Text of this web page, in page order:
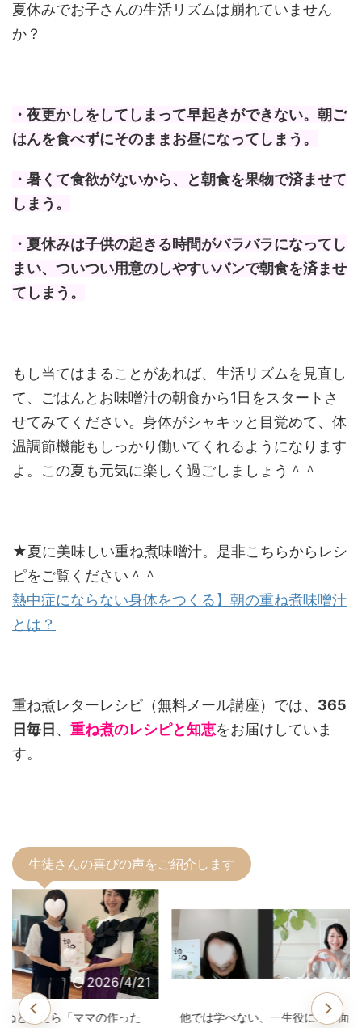
夏休みでお子さんの生活リズムは崩れていません
か？
・夜更かしをしてしまって早起きができない。朝ご
はんを食べずにそのままお昼になってしまう。
・暑くて食欲がないから、と朝食を果物で済ませて
しまう。
・夏休みは子供の起きる時間がバラバラになってし
まい、ついつい用意のしやすいパンで朝食を済ませ
てしまう。
もし当てはまることがあれば、生活リズムを見直し
て、ごはんとお味噌汁の朝食から1日をスタートさ
せてみてください。身体がシャキッと目覚めて、体
温調節機能もしっかり働いてくれるようになります
よ。この夏も元気に楽しく過ごしましょう＾＾
★夏に美味しい重ね煮味噌汁。是非こちらからレシ
ピをご覧ください＾＾
熱中症にならない身体をつくる】朝の重ね煮味噌汁
とは？
重ね煮レターレシピ（無料メール講座）では、 365
日毎日 、 重ね煮のレシピと知恵をお届けしていま
す。
生徒さんの喜びの声をご紹介します
4/21
の作った
2026/4/21
他では学べない、一生役に立つ面 子どもの鼻